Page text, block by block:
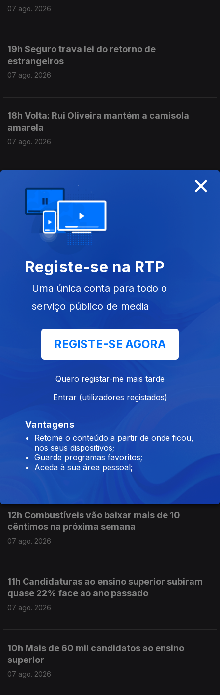
07 ago. 2026
19h Seguro trava lei do retorno de
estrangeiros
07 ago. 2026
18h Volta: Rui Oliveira mantém a camisola
amarela
07 ago. 2026
17h Prestação Social Única promulgada com
aviso do Presidente
07 ago. 2026
reapreciações dos exames
07 ago. 2026
os resultados das reapreciações
14h IL considera que Luís Neves não tem
condições para continuar no cargo
13h Livre pede a Montenegro que se pronuncie
sobre auditoria aos mandatos de Luís Neves
12h Combustíveis vão baixar mais de 10
cêntimos na próxima semana
07 ago. 2026
11h Candidaturas ao ensino superior subiram
quase 22% face ao ano passado
07 ago. 2026
10h Mais de 60 mil candidatos ao ensino
superior
07 ago. 2026
×
Registe-se na RTP
Uma única conta para todo o
serviço público de media
REGISTE-SE AGORA
Quero registar-me mais tarde
Entrar (utilizadores registados)
Vantagens
Retome o conteúdo a partir de onde ficou,
nos seus dispositivos;
Guarde programas favoritos;
Aceda à sua área pessoal;